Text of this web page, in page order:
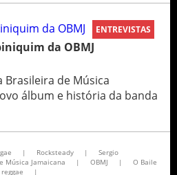
ENTREVISTAS
da OBMJ
de Música
álbum e história da banda
| Rocksteady |
Sergio
Música Jamaicana | OBMJ |
O Baile
|